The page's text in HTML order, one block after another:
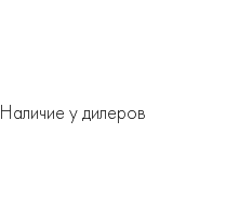
Наличие у дилеров